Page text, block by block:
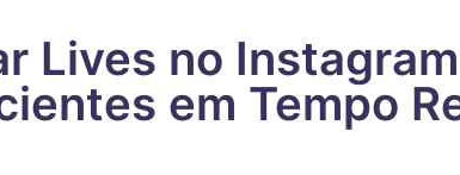
Lives no
em Tempo